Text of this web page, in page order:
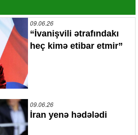
09.06.26
“İvanişvili ətrafındakı
heç kimə etibar etmir”
09.06.26
İran yenə hədələdi